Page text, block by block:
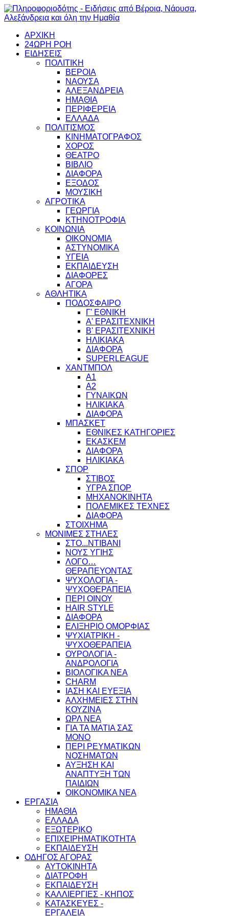
ΑΡΧΙΚΗ
24ΩΡΗ ΡΟΗ
ΕΙΔΗΣΕΙΣ
ΠΟΛΙΤΙΚΗ
ΒΕΡΟΙΑ
ΝΑΟΥΣΑ
ΑΛΕΞΑΝΔΡΕΙΑ
ΗΜΑΘΙΑ
ΠΕΡΙΦΕΡΕΙΑ
ΕΛΛΑΔΑ
ΠΟΛΙΤΙΣΜΟΣ
ΚΙΝΗΜΑΤΟΓΡΑΦΟΣ
ΧΟΡΟΣ
ΘΕΑΤΡΟ
ΒΙΒΛΙΟ
ΔΙΑΦΟΡΑ
ΕΞΟΔΟΣ
ΜΟΥΣΙΚΗ
ΑΓΡΟΤΙΚΑ
ΓΕΩΡΓΙΑ
ΚΤΗΝΟΤΡΟΦΙΑ
ΚΟΙΝΩΝΙΑ
ΟΙΚΟΝΟΜΙΑ
ΑΣΤΥΝΟΜΙΚΑ
ΥΓΕΙΑ
ΕΚΠΑΙΔΕΥΣΗ
ΔΙΑΦΟΡΕΣ
ΑΓΟΡΑ
ΑΘΛΗΤΙΚΑ
ΠΟΔΟΣΦΑΙΡΟ
Γ' ΕΘΝΙΚΗ
Α' ΕΡΑΣΙΤΕΧΝΙΚΗ
Β' ΕΡΑΣΙΤΕΧΝΙΚΗ
ΗΛΙΚΙΑΚΑ
ΔΙΑΦΟΡΑ
SUPERLEAGUE
ΧΑΝΤΜΠΟΛ
Α1
Α2
ΓΥΝΑΙΚΩΝ
ΗΛΙΚΙΑΚΑ
ΔΙΑΦΟΡΑ
ΜΠΑΣΚΕΤ
ΕΘΝΙΚΕΣ ΚΑΤΗΓΟΡΙΕΣ
ΕΚΑΣΚΕΜ
ΔΙΑΦΟΡΑ
ΗΛΙΚΙΑΚΑ
ΣΠΟΡ
ΣΤΙΒΟΣ
ΥΓΡΑ ΣΠΟΡ
ΜΗΧΑΝΟΚΙΝΗΤΑ
ΠΟΛΕΜΙΚΕΣ ΤΕΧΝΕΣ
ΔΙΑΦΟΡΑ
ΣΤΟΙΧΗΜΑ
ΜΟΝΙΜΕΣ ΣΤΗΛΕΣ
ΣΤΟ...ΝΤΙΒΑΝΙ
ΝΟΥΣ ΥΓΙΗΣ
ΛΟΓΟ…
ΘΕΡΑΠΕΥΟΝΤΑΣ
ΨΥΧΟΛΟΓΙΑ -
ΨΥΧΟΘΕΡΑΠΕΙΑ
ΠΕΡΙ ΟΙΝΟΥ
HAIR STYLE
ΔΙΑΦΟΡΑ
ΕΛΙΞΗΡΙΟ ΟΜΟΡΦΙΑΣ
ΨΥΧΙΑΤΡΙΚΗ -
ΨΥΧΟΘΕΡΑΠΕΙΑ
ΟΥΡΟΛΟΓΙΑ -
ΑΝΔΡΟΛΟΓΙΑ
ΒΙΟΛΟΓΙΚΑ ΝΕΑ
CHARM
ΙΑΣΗ ΚΑΙ ΕΥΕΞΙΑ
ΑΛΧΗΜΕΙΕΣ ΣΤΗΝ
ΚΟΥΖΙΝΑ
ΩΡΛ ΝEA
ΓΙΑ ΤΑ ΜΑΤΙΑ ΣΑΣ
ΜΟΝΟ
ΠΕΡΙ ΡΕΥΜΑΤΙΚΩΝ
ΝΟΣΗΜΑΤΩΝ
ΑΥΞΗΣΗ ΚΑΙ
ΑΝΑΠΤΥΞΗ ΤΩΝ
ΠΑΙΔΙΩΝ
ΟΙΚΟΝΟΜΙΚΑ ΝΕΑ
ΕΡΓΑΣΙΑ
ΗΜΑΘΙΑ
ΕΛΛΑΔΑ
ΕΞΩΤΕΡΙΚΟ
ΕΠΙΧΕΙΡΗΜΑΤΙΚΟΤΗΤΑ
ΕΚΠΑΙΔΕΥΣΗ
ΟΔΗΓΟΣ ΑΓΟΡΑΣ
ΑΥΤΟΚΙΝΗΤΑ
ΔΙΑΤΡΟΦΗ
ΕΚΠΑΙΔΕΥΣΗ
ΚΑΛΛΙΕΡΓΙΕΣ - ΚΗΠΟΣ
ΚΑΤΑΣΚΕΥΕΣ -
ΕΡΓΑΛΕΙΑ